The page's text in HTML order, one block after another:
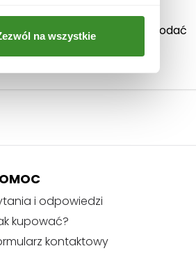
na wszystkie
Musisz sięzalogować
, aby dodać
i odpowiedzi
kupować?
kontaktowy